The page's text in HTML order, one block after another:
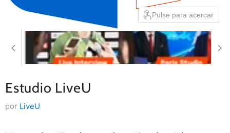
Pulse para acercar
Estudio LiveU
por LiveU